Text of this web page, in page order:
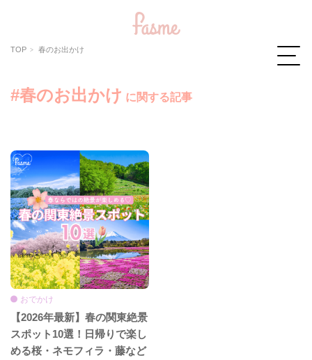
TOP 春のお出かけ
#春のお出かけ に関する記事
おでかけ
【2026年最新】春の関東絶景
スポット10選！日帰りで楽し
める桜・ネモフィラ・藤など